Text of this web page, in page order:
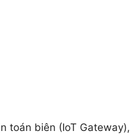
toán biên (IoT Gateway),